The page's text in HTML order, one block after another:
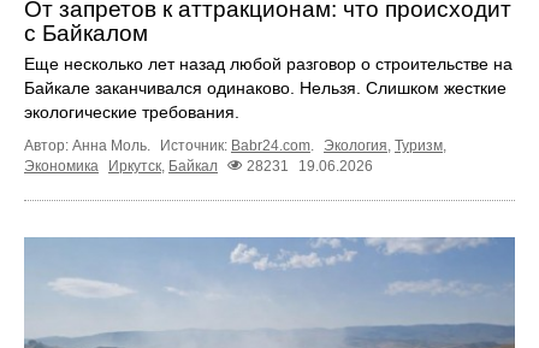
От запретов к аттракционам: что происходит
с Байкалом
Еще несколько лет назад любой разговор о строительстве на
Байкале заканчивался одинаково. Нельзя. Слишком жесткие
экологические требования.
Автор: Анна Моль. Источник: Babr24.com. Экология, Туризм,
Экономика
Иркутск, Байкал 28231 19.06.2026